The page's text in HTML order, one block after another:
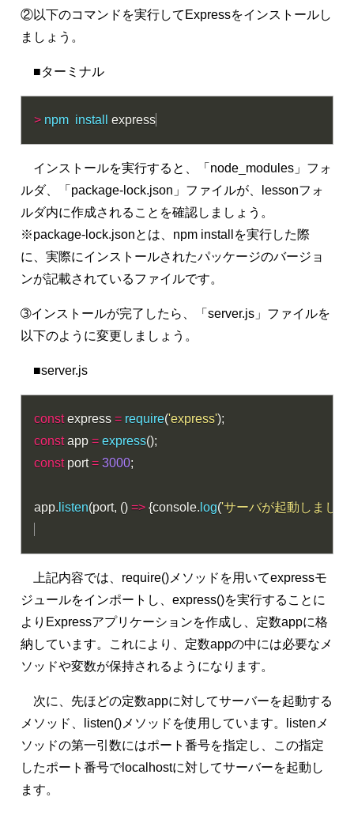
②以下のコマンドを実行してExpressをインストールし
ましょう。
■ターミナル
> npm install express
インストールを実行すると、「node_modules」フォ
ルダ、「package-lock.json」ファイルが、lessonフォ
ルダ内に作成されることを確認しましょう。
※package-lock.jsonとは、npm installを実行した際
に、実際にインストールされたパッケージのバージョ
ンが記載されているファイルです。
➂インストールが完了したら、「server.js」ファイルを
以下のように変更しましょう。
■server.js
const express = require('express');
const app = express();
const port = 3000;
app. listen(port, () => {console. log('サーバが起動しました
上記内容では、require()メソッドを用いてexpressモ
ジュールをインポートし、express()を実行することに
よりExpressアプリケーションを作成し、定数appに格
納しています。これにより、定数appの中には必要なメ
ソッドや変数が保持されるようになります。
次に、先ほどの定数appに対してサーバーを起動する
メソッド、listen()メソッドを使用しています。listenメ
ソッドの第一引数にはポート番号を指定し、この指定
したポート番号でlocalhostに対してサーバーを起動し
ます。